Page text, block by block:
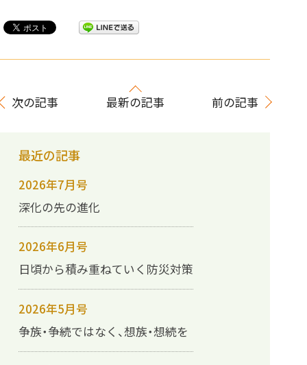
次の記事 最新の記事 前の記事
最近の記事
2026年7月号
深化の先の進化
2026年6月号
日頃から積み重ねていく防災対策
2026年5月号
争族・争続ではなく、想族・想続を